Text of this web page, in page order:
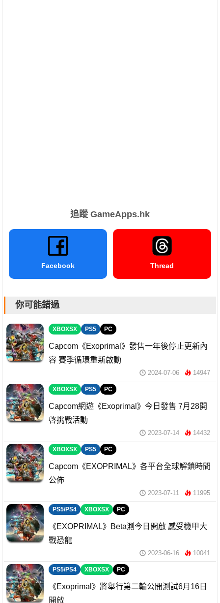
追蹤 GameApps.hk
Facebook Thread
你可能錯過
XBOXSX PS5 PC
Capcom《Exoprimal》發售一年後停止更新內
容 賽季循環重新啟動
2024-07-06 14947
XBOXSX PS5 PC
Capcom網遊《Exoprimal》今日發售 7月28開
啓挑戰活動
2023-07-14 14432
XBOXSX PS5 PC
Capcom《EXOPRIMAL》各平台全球解鎖時間
公佈
2023-07-11 11995
PS5/PS4 XBOXSX PC
《EXOPRIMAL》Beta測今日開啟 感受機甲大
戰恐龍
2023-06-16 10041
PS5/PS4 XBOXSX PC
《Exoprimal》將舉行第二輪公開測試6月16日
開啟